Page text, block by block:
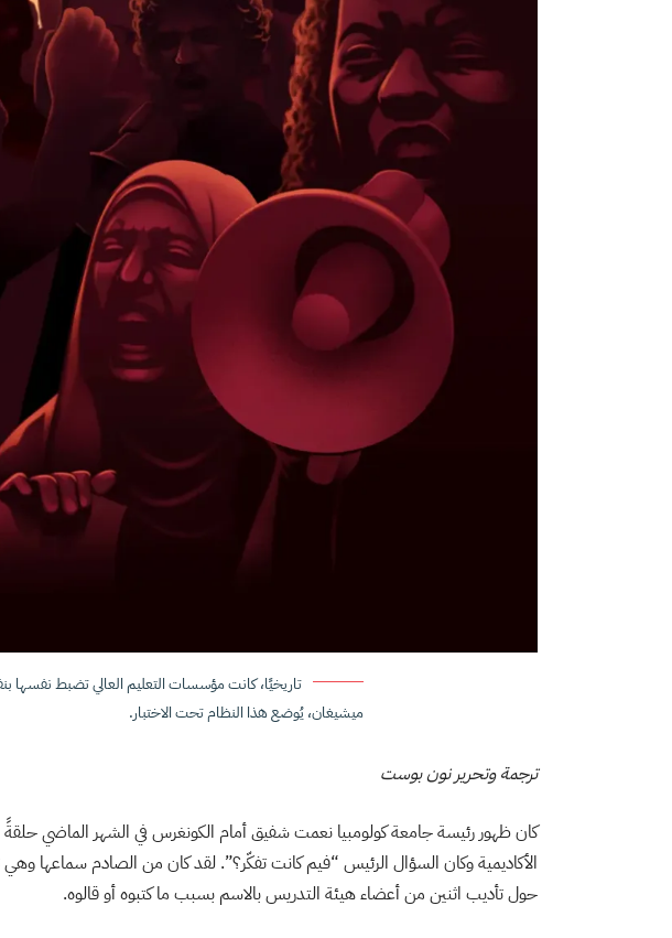
تاريخيًا، كانت مؤسسات التعليم العالي تضبط نفسها
ميشيغان، يُوضع هذا النظام تحت الاختبار.
ترجمة وتحرير نون بوست
كان ظهور رئيسة جامعة كولومبيا نعمت شفيق أمام الكونغرس في الشهر الماضي حلقةً
الأكاديمية وكان السؤال الرئيس “فيم كانت تفكّر؟”. لقد كان من الصادم سماعها
حول تأديب اثنين من أعضاء هيئة التدريس بالاسم بسبب ما كتبوه أو قالوه.